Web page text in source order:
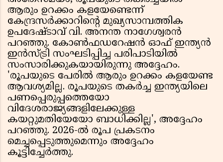
ആരും ഉറക്കം കളയേണ്ടെന്ന്
കേന്ദ്രസർക്കാറിന്റെ മുഖ്യസാമ്പത്തിക
ഉപദേഷ്ടാവ് വി. അനന്ത നാഗേശ്വരൻ
പറഞ്ഞു. കോൺഫഡറേഷൻ ഓഫ് ഇന്ത്യൻ
ഇൻസ്ട്രി സംഘടിപ്പിച്ച പരിപാടിയിൽ
സംസാരിക്കുകയായിരുന്നു അദ്ദേഹം.
'രൂപയുടെ പേരിൽ ആരും ഉറക്കം കളയേണ്ട
ആവശ്യമില്ല. രൂപയുടെ തകർച്ച ഇന്ത്യയിലെ
പണപ്പെരുപ്പത്തെയോ
വിദേശരാജ്യങ്ങളിലേക്കുള്ള
കയറ്റുമതിയേയോ ബാധിക്കില്ല', അദ്ദേഹം
പറഞ്ഞു. 2026-ൽ രൂപ പ്രകടനം
മെച്ചപ്പെടുത്തുമെന്നും അദ്ദേഹം
കൂട്ടിച്ചേർത്തു.